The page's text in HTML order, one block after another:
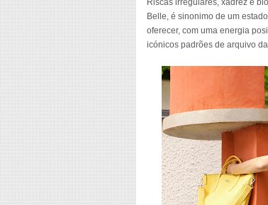
Riscas irregulares, xadrez e
Belle, é sinonimo de um
oferecer, com uma energia
icónicos padrões de arquivo